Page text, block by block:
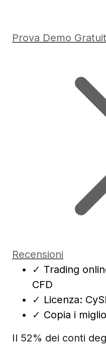
Prova Demo
Recensioni
✓ Trading
CFD
✓ Licenza:
✓ Copia i
Il 52% dei conti